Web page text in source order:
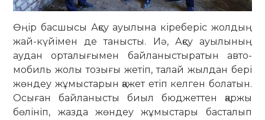
Өңір басшысы Ақсу ауылына кіре­беріс жолдың
жай-күйімен де танысты. Иә, Ақсу ауылының
аудан орталығымен байланыстыратын ав­то­
мобиль жолы тозығы жетіп, талай жылдан бері
жөндеу жұмыстарын қажет етіп келген болатын.
Осыған байланысты биыл бюджеттен қаржы
бөлініп, жазда жөндеу жұмыстары басталып